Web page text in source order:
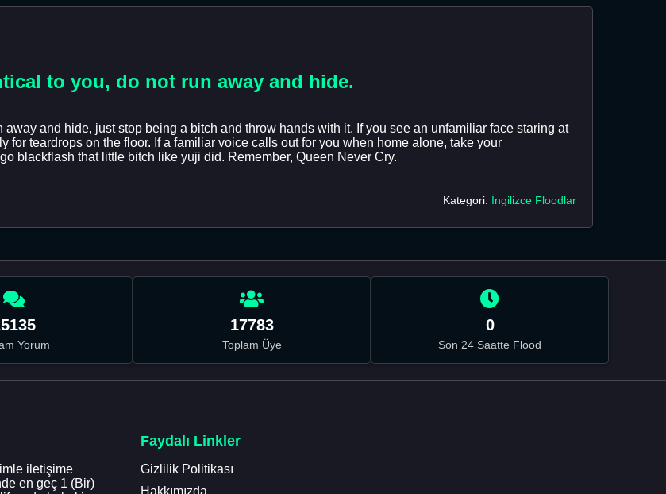
to you, do not run away and hide.
and hide, just stop being a bitch and throw hands with it. If you see an unfamiliar face staring at
for teardrops on the floor. If a familiar voice calls out for you when home alone, take your
blackflash that little bitch like yuji did. Remember, Queen Never Cry.
Kategori: İngilizce Floodlar
Yorum
17783
Toplam Üye
0
Son 24 Saatte Flood
iletişime
en geç 1 (Bir)
Faydalı Linkler
Gizlilik Politikası
Hakkımızda